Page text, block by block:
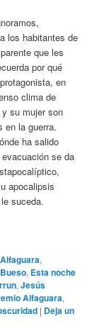
los habitantes de
que les
por qué
en
clima de
su mujer son
en la guerra.
ha salido
se da
apocalipsis
suceda.
Alfaguara,
, Esta noche
,Jesús
Alfaguara,
| Deja un